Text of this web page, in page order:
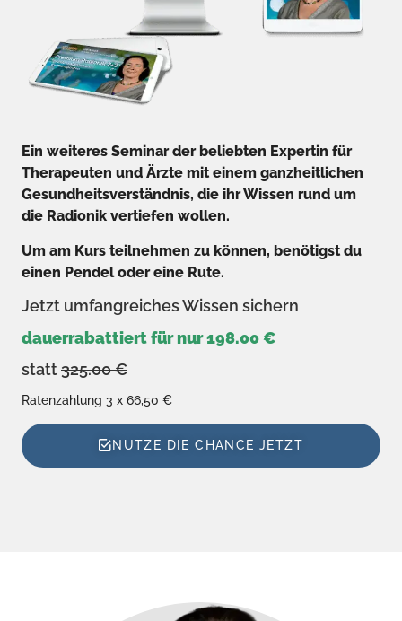
Ein weiteres Seminar der beliebten Expertin für
Therapeuten und Ärzte mit einem ganzheitlichen
Gesundheitsverständnis, die ihr Wissen rund um
die Radionik vertiefen wollen.
Um am Kurs teilnehmen zu können, benötigst du
einen Pendel oder eine Rute.
Jetzt umfangreiches Wissen sichern
dauerrabattiert für nur 198.00 €
statt325.00 €
Ratenzahlung 3 x 66,50 €
NUTZE DIE CHANCE JETZT